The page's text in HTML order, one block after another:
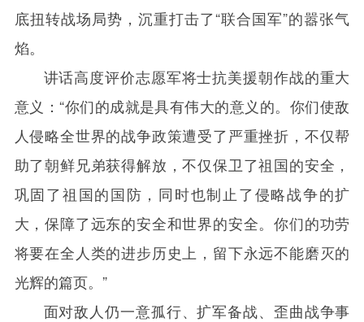
底扭转战场局势，沉重打击了“联合国军”的嚣张气
焰。
讲话高度评价志愿军将士抗美援朝作战的重大
意义：“你们的成就是具有伟大的意义的。你们使敌
人侵略全世界的战争政策遭受了严重挫折，不仅帮
助了朝鲜兄弟获得解放，不仅保卫了祖国的安全，
巩固了祖国的国防，同时也制止了侵略战争的扩
大，保障了远东的安全和世界的安全。你们的功劳
将要在全人类的进步历史上，留下永远不能磨灭的
光辉的篇页。”
面对敌人仍一意孤行、扩军备战、歪曲战争事